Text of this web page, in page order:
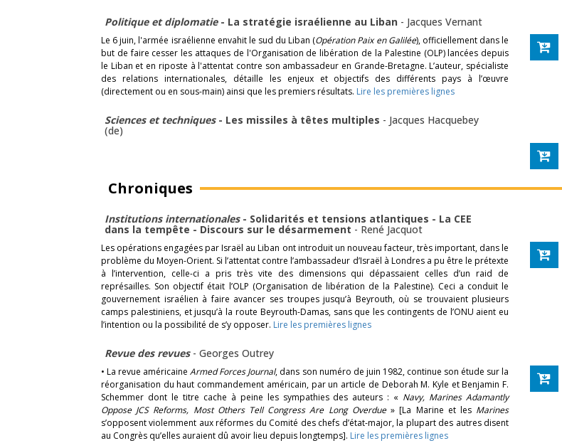
Politique et diplomatie - La stratégie israélienne au Liban - Jacques Vernant
Le 6 juin, l'armée israélienne envahit le sud du Liban (Opération Paix en Galilée), officiellement dans le
but de faire cesser les attaques de l'Organisation de libération de la Palestine (OLP) lancées depuis
le Liban et en riposte à l'attentat contre son ambassadeur en Grande-Bretagne. L’auteur, spécialiste
des relations internationales, détaille les enjeux et objectifs des différents pays à l’œuvre
(directement ou en sous-main) ainsi que les premiers résultats. Lire les premières lignes
Sciences et techniques- Les missiles à têtes multiples - Jacques Hacquebey
(de)
Chroniques
Institutions internationales- Solidarités et tensions atlantiques - La CEE
dans la tempête - Discours sur le désarmement - René Jacquot
Les opérations engagées par Israël au Liban ont introduit un nouveau facteur, très important, dans le
problème du Moyen-Orient. Si l’attentat contre l’ambassadeur d’Israël à Londres a pu être le prétexte
à l’intervention, celle-ci a pris très vite des dimensions qui dépassaient celles d’un raid de
représailles. Son objectif était l’OLP (Organisation de libération de la Palestine). Ceci a conduit le
gouvernement israélien à faire avancer ses troupes jusqu’à Beyrouth, où se trouvaient plusieurs
camps palestiniens, et jusqu’à la route Beyrouth-Damas, sans que les contingents de l’ONU aient eu
l’intention ou la possibilité de s’y opposer. Lire les premières lignes
Revue des revues - Georges Outrey
• La revue américaineArmed Forces Journal, dans son numéro de juin 1982, continue son étude sur la
réorganisation du haut commandement américain, par un article de Deborah M. Kyle et Benjamin F.
Schemmer dont le titre cache à peine les sympathies des auteurs : « Navy, Marines Adamantly
Oppose JCS Reforms, Most Others Tell Congress Are Long Overdue» [La Marine et les Marines
s’opposent violemment aux réformes du Comité des chefs d’état-major, la plupart des autres disent
au Congrès qu’elles auraient dû avoir lieu depuis longtemps]. Lire les premières lignes